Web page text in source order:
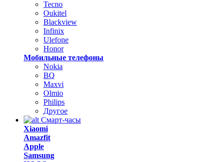
Tecno
Oukitel
Blackview
Infinix
Ulefone
Honor
Мобильные телефоны
Nokia
BQ
Maxvi
Olmio
Philips
Другое
Смарт-часы
Xiaomi
Amazfit
Apple
Samsung